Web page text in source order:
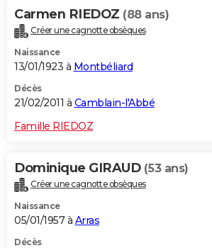
Carmen RIEDOZ (88 ans)
Créer une cagnotte obsèques
Naissance
13/01/1923 à Montbéliard
Décès
21/02/2011 à Camblain-l'Abbé
Famille RIEDOZ
Dominique GIRAUD (53 ans)
Créer une cagnotte obsèques
Naissance
05/01/1957 à Arras
Décès